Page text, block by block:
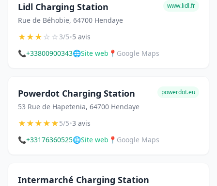
Lidl Charging Station
Rue de Béhobie, 64700 Hendaye
www.lidl.fr
★★★☆☆3/5•5 avis
📞+33800900343🌐Site web 📍 Google Maps
Powerdot Charging Station
53 Rue de Hapetenia, 64700 Hendaye
powerdot.eu
★★★★★5/5•3 avis
📞+33176360525🌐Site web 📍 Google Maps
Intermarché Charging Station